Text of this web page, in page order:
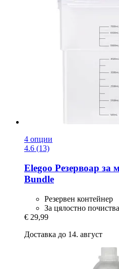
4 опции
4.6 (13)
Elegoo Резервоар за
Bundle
Резервен контейнер
За цялостно
€ 29,99
Доставка до 14. август